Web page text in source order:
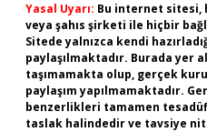
Yasal Uyarı: Bu internet sitesi,
veya şahıs şirketi ile hiçbir
Sitede yalnızca kendi
paylaşılmaktadır. Burada yer
taşımamakta olup, gerçek
paylaşım yapılmamaktadır.
benzerlikleri tamamen
taslak halindedir ve tavsiye